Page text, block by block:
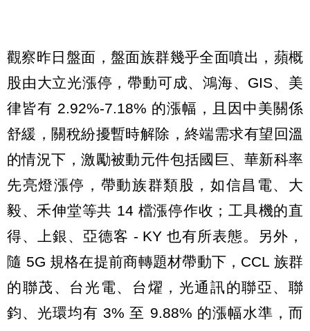
觀察昨日盤面，盤面族群幾乎全面噴出，蘋概
股由大立光漲停，帶動可成、鴻海、GIS、美
律皆有 2.92%-7.18% 的漲幅，且因中美關係
舒緩，關稅紛擾暫時解除，終端需求有望回溫
的情況下，激勵被動元件包括國巨、華新科率
先亮燈漲停，帶動族群類股，如信昌電、大
毅、禾伸堂等共 14 檔漲停作收；工具機的直
得、上銀、亞德客 - KY 也有所表態。另外，
隨 5G 規格在提前商轉題材帶動下，CCL 族群
的聯茂、台光電、台燿，光通訊的聯亞、聯
鈞、光環均有 3% 至 9.88% 的漲幅水準，而